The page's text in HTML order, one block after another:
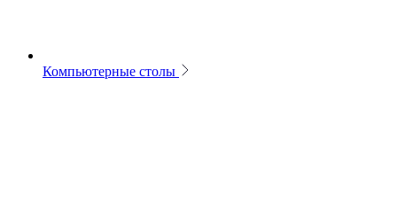
Компьютерные столы